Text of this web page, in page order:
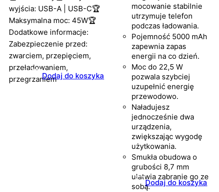
wyjścia: USB-A | USB-C🏆
Maksymalna moc: 45W🏆
Dodatkowe informacje:
Zabezpieczenie przed:
zwarciem, przepięciem,
przeładowaniem,
przegrzaniemDodaj do koszyka
mocowanie stabilnie
utrzymuje telefon
podczas ładowania.
Pojemność 5000 mAh
zapewnia zapas
energii na co dzień.
Moc do 22,5 W
pozwala szybciej
uzupełnić energię
przewodowo.
Naładujesz
jednocześnie dwa
urządzenia,
zwiększając wygodę
użytkowania.
Smukła obudowa o
grubości 8,7 mm
ułatwia zabranie go ze
sobą.Dodaj do koszyka